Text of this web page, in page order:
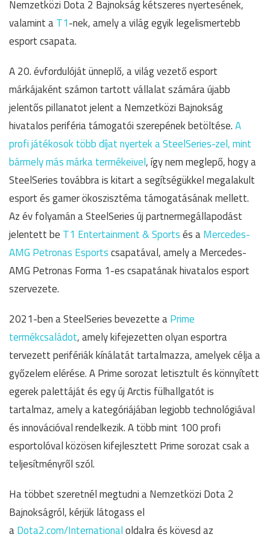
Nemzetközi Dota 2 Bajnokság kétszeres nyertesének,
valamint aT1-nek, amely a világ egyik legelismertebb
esport csapata.
A 20. évfordulóját ünneplő, a világ vezető esport
márkájaként számon tartott vállalat számára újabb
jelentős pillanatot jelent a Nemzetközi Bajnokság
hivatalos periféria támogatói szerepének betöltése.A
profi játékosok több díjat nyertek a SteelSeries-zel, mint
bármely más márka termékeivel, így nem meglepő, hogy a
SteelSeries továbbra is kitart a segítségükkel megalakult
esport és gamer ökoszisztéma támogatásának mellett.
Az év folyamán a SteelSeries új partnermegállapodást
jelentett be T1 Entertainment & Sportsés aMercedes-
AMG Petronas Esportscsapatával, amely a Mercedes-
AMG Petronas Forma 1-es csapatának hivatalos esport
szervezete.
2021-ben a SteelSeries bevezette aPrime
termékcsaládot, amely kifejezetten olyan esportra
tervezett perifériák kínálatát tartalmazza, amelyek célja a
győzelem elérése. A Prime sorozat letisztult és könnyített
egerek palettáját és egy új Arctis fülhallgatót is
tartalmaz, amely a kategóriájában legjobb technológiával
és innovációval rendelkezik. A több mint 100 profi
esportolóval közösen kifejlesztett Prime sorozat csak a
teljesítményről szól.
Ha többet szeretnél megtudni a Nemzetközi Dota 2
Bajnokságról, kérjük látogass el
aDota2.com/Internationaloldalra és kövesd az